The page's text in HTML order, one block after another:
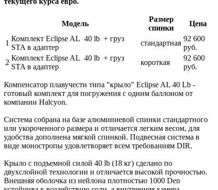
Модель
Размер
спинки
Цена
1
Комплект Eclipse AL 40 lb + груз
STA в адаптер
стандартная
92 600
руб.
2
Комплект Eclipse AL 40 lb + груз
STA в адаптер
короткая
92 600
руб.
Компенсатор плавучести типа "крыло" Eclipse AL 40 Lb -
готовый комплект для погружения с одним баллоном от
компании Halcyon.
Система собрана на базе алюминиевой спинки стандартного
или укороченного размера и отличается легким весом, для
удобства дополнена мягкой спинкой. Подвесная система в
виде моностропы удовлетворяет всем требованиям DIR.
Крыло с подъемной силой 40 lb (18 кг) сделано по
двухслойной технологии и отличается высокой прочностью.
Внешняя оболочка из нейлона плотностью 1000 Den